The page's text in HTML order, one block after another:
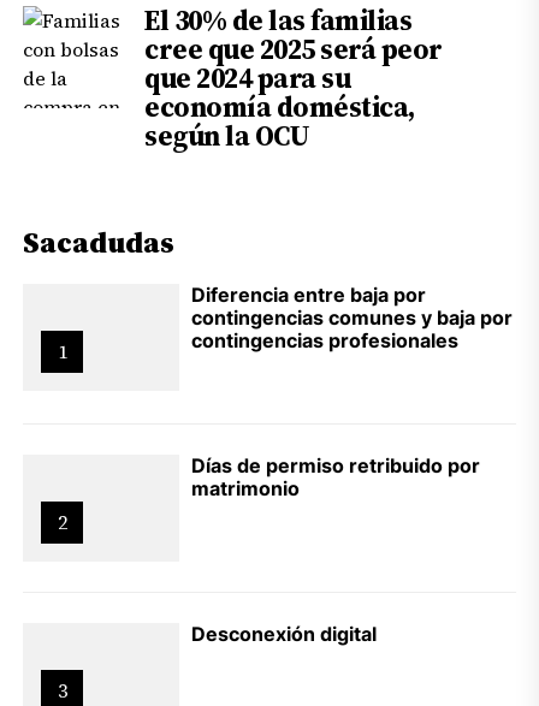
El 30% de las familias
cree que 2025 será peor
que 2024 para su
economía doméstica,
según la OCU
Sacadudas
1
Diferencia entre baja por
contingencias comunes y baja por
contingencias profesionales
2
Días de permiso retribuido por
matrimonio
3
Desconexión digital